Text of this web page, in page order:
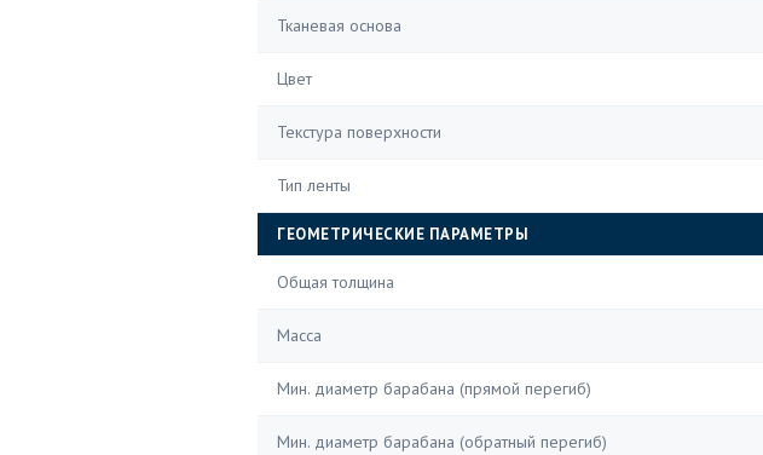
Тканевая основа
Цвет
Текстура поверхности
Тип ленты
ГЕОМЕТРИЧЕСКИЕ ПАРАМЕТРЫ
Общая толщина
Масса
Мин. диаметр барабана (прямой перегиб)
Мин. диаметр барабана (обратный перегиб)